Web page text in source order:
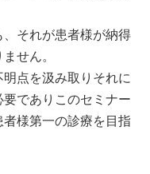
それが患者様が納得
せん。
点を汲み取りそれに
でありこのセミナー
様第一の診療を目指